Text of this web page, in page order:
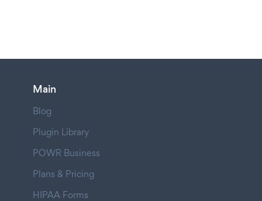
Main
Blog
Plugin Library
POWR Business
Plans & Pricing
HIPAA Forms